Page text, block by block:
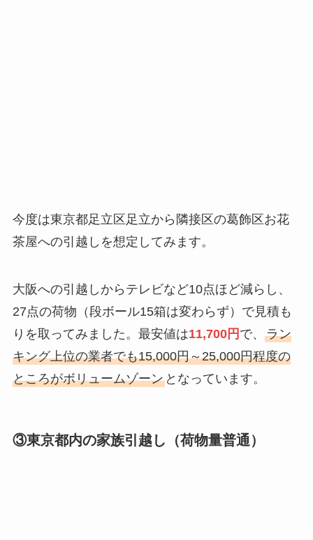
今度は東京都足立区足立から隣接区の葛飾区お花
茶屋への引越しを想定してみます。
大阪への引越しからテレビなど10点ほど減らし、
27点の荷物（段ボール15箱は変わらず）で見積も
りを取ってみました。最安値は11,700円 で、 ラン
キング上位の業者でも15,000円～25,000円程度の
ところがボリュームゾーンとなっています。
③東京都内の家族引越し（荷物量普通）